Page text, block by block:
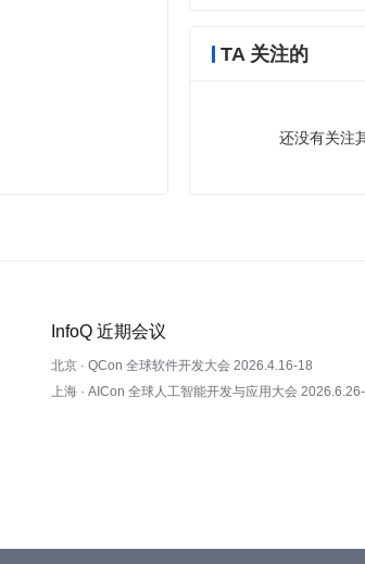
TA 关注的
还没有关注
InfoQ 近期会议
北京 · QCon 全球软件开发大会 2026.4.16-18
上海 · AICon 全球人工智能开发与应用大会